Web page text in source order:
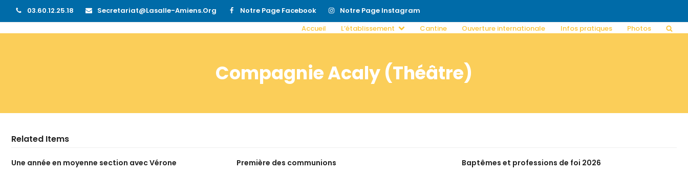
03.60.12.25.18 Secretariat@lasalle-Amiens.org Notre Page Facebook
Notre Page Instagram
Accueil
L’établissement Cantine Ouverture internationale Infos pratiques Photos
Compagnie Acaly (Théâtre)
Related Items
Une année en moyenne section avec Vérone Première des communions Baptêmes et professions de foi 2026